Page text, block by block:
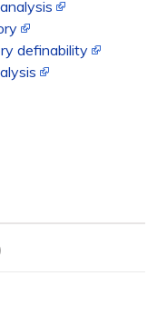
definability